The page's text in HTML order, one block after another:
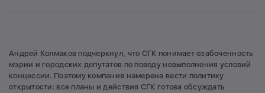
Андрей Колмаков подчеркнул, что СГК понимает озабоченность
мэрии и городских депутатов по поводу невыполнения условий
концессии. Поэтому компания намерена вести политику
открытости: все планы и действия СГК готова обсуждать